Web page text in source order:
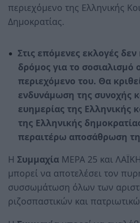
περιεχόμενο της Ελληνικής
Δημοκρατίας.
Στις επόμενες εκλογές δεν
δρόμος για το σοσιαλισμό
περιεχόμενο του. Θα
ενδυνάμωση της συνοχής
ευημερίας της Ελληνικής
της Ελληνικής
περαιτέρω αποσάθρωση
Η Συμμαχία ΜΕΡΑ 25 και
μπορεί να αποτελέσει τον
συσσωμάτωση όλων των
ριζοσπαστικών και